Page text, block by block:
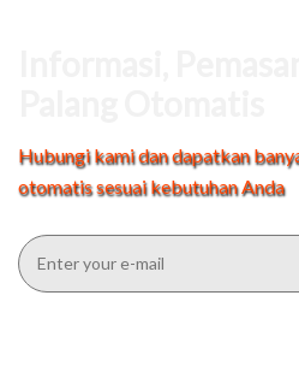
Hubungi kami dan dapatkan
otomatis sesuai kebutuhan Anda